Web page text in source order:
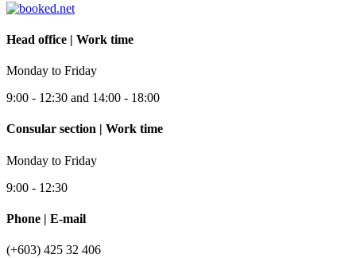
Head office | Work time
Monday to Friday
9:00 - 12:30 and 14:00 - 18:00
Consular section | Work time
Monday to Friday
9:00 - 12:30
Phone | E-mail
(+603) 425 32 406